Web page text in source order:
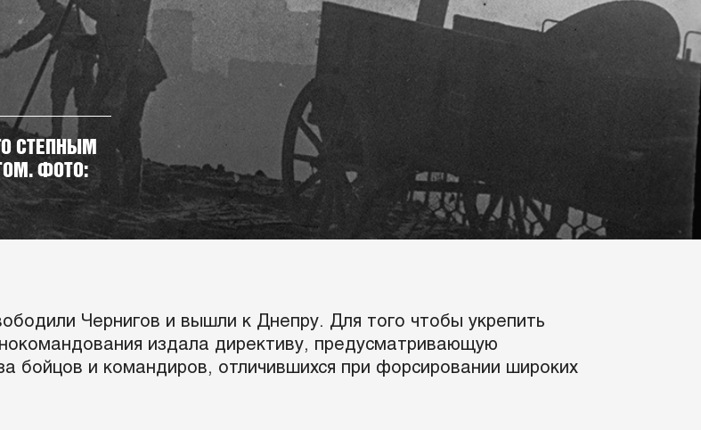
СТЕПНЫМ
ФОТО:
Чернигов и вышли к Днепру. Для того чтобы укрепить
издала директиву, предусматривающую
бойцов и командиров, отличившихся при форсировании широких